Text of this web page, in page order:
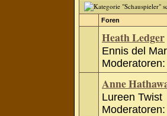
Foren
Heath Ledger
Ennis del Mar
Moderatoren:
Anne
Lureen Twist
Moderatoren: